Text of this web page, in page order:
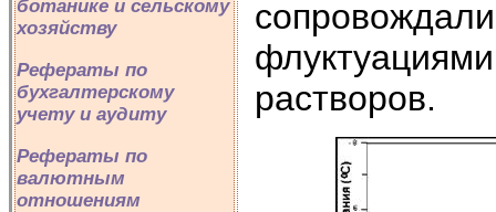
ботанике и сельскому
хозяйству
Рефераты по
бухгалтерскому
учету и аудиту
Рефераты по
валютным
отношениям
растворов.